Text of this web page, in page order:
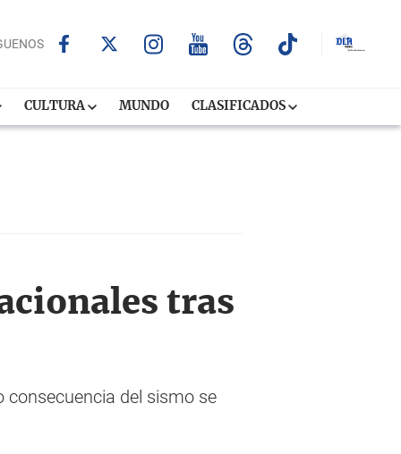
CULTURA MUNDO CLASIFICADOS
tras
del sismo se